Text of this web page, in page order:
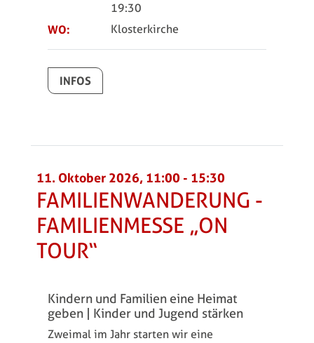
19:30
WO: Klosterkirche
INFOS
11. Oktober 2026, 11:00 - 15:30
FAMILIENWANDERUNG -
FAMILIENMESSE „ON
TOUR“
Kindern und Familien eine Heimat
geben | Kinder und Jugend stärken
Zweimal im Jahr starten wir eine